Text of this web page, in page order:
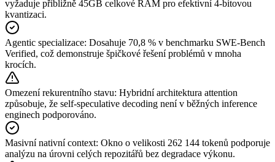
vyžaduje přibližně 45GB celkové RAM pro efektivní 4-bitovou
kvantizaci.
Agentic specializace: Dosahuje 70,8 % v benchmarku SWE-Bench
Verified, což demonstruje špičkové řešení problémů v mnoha
krocích.
Omezení rekurentního stavu: Hybridní architektura attention
způsobuje, že self-speculative decoding není v běžných inference
enginech podporováno.
Masivní nativní context: Okno o velikosti 262 144 tokenů podporuje
analýzu na úrovni celých repozitářů bez degradace výkonu.